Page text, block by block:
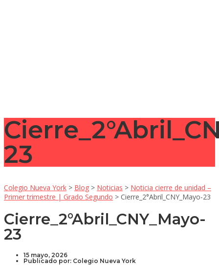
23
Colegio Nueva York > Blog > Noticias > Noticia cierre de unidad –
Primer trimestre | Grado Segundo > Cierre_2°Abril_CNY_Mayo-23
Cierre_2°Abril_CNY_Mayo-
23
15 mayo, 2026
Publicado por: Colegio Nueva York